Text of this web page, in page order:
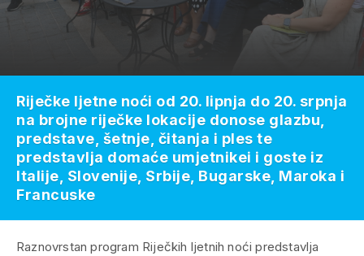
Raznovrstan program Riječkih ljetnih noći predstavlja
Riječke ljetne noći od 20. lipnja do 20. srpnja
na brojne riječke lokacije donose glazbu,
predstave, šetnje, čitanja i ples te
predstavlja domaće umjetnikei i goste iz
Italije, Slovenije, Srbije, Bugarske, Maroka i
Francuske